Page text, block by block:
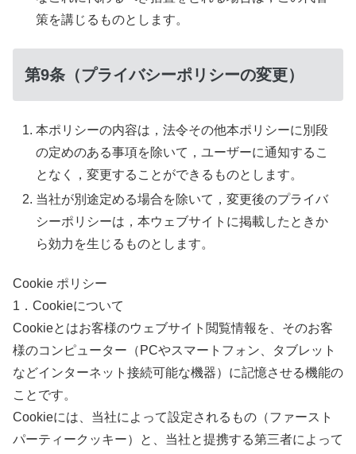
策を講じるものとします。
第9条（プライバシーポリシーの変更）
本ポリシーの内容は，法令その他本ポリシーに別段
の定めのある事項を除いて，ユーザーに通知するこ
となく，変更することができるものとします。
当社が別途定める場合を除いて，変更後のプライバ
シーポリシーは，本ウェブサイトに掲載したときか
ら効力を生じるものとします。
Cookie ポリシー
1．Cookieについて
Cookieとはお客様のウェブサイト閲覧情報を、そのお客
様のコンピューター（PCやスマートフォン、タブレット
などインターネット接続可能な機器）に記憶させる機能の
ことです。
Cookieには、当社によって設定されるもの（ファースト
パーティークッキー）と、当社と提携する第三者によって